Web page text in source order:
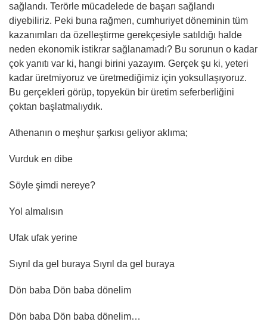
sağlandı. Terörle mücadelede de başarı sağlandı
diyebiliriz. Peki buna rağmen, cumhuriyet döneminin tüm
kazanımları da özelleştirme gerekçesiyle satıldığı halde
neden ekonomik istikrar sağlanamadı? Bu sorunun o kadar
çok yanıtı var ki, hangi birini yazayım. Gerçek şu ki, yeteri
kadar üretmiyoruz ve üretmediğimiz için yoksullaşıyoruz.
Bu gerçekleri görüp, topyekün bir üretim seferberliğini
çoktan başlatmalıydık.
Athenanın o meşhur şarkısı geliyor aklıma;
Vurduk en dibe
Söyle şimdi nereye?
Yol almalısın
Ufak ufak yerine
Sıyrıl da gel buraya Sıyrıl da gel buraya
Dön baba Dön baba dönelim
Dön baba Dön baba dönelim…